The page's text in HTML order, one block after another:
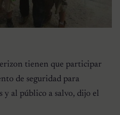
tienen que participar
de seguridad para
y al público a salvo, dijo el